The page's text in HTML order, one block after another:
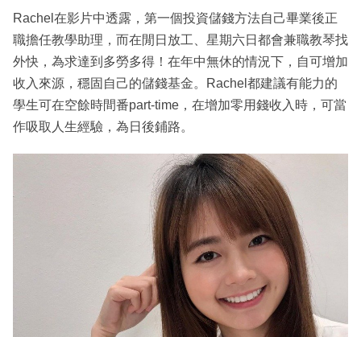
Rachel在影片中透露，第一個投資儲錢方法自己畢業後正
職擔任教學助理，而在閒日放工、星期六日都會兼職教琴找
外快，為求達到多勞多得！在年中無休的情況下，自可增加
收入來源，穩固自己的儲錢基金。Rachel都建議有能力的
學生可在空餘時間番part-time，在增加零用錢收入時，可當
作吸取人生經驗，為日後鋪路。